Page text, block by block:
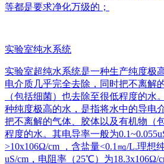
等都是要求净化万级的；
实验室纯水系统
实验室超纯水系统是一种生产纯度极
电介质几乎完全去除，同时把不离解
（包括细菌）也去除至很低程度的
种纯度极高的水，是指将水中的导电
把不离解的气体、胶体以及有机物（
程度的水。其电导率一般为
>10x106Ω/cm ，含盐量<0.1㎎/L.理想
uS/cm，电阻率（25℃）为18.3x106Ω/